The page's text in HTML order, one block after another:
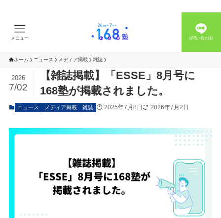
o問い合わせ
メニュー
ホーム ニュース メディア掲載 雑誌
【雑誌掲載】「ESSE」8月号に
168塾が掲載されました。
2026
7/02
ニュース メディア掲載 雑誌 2025年7月8日 2026年7月2日